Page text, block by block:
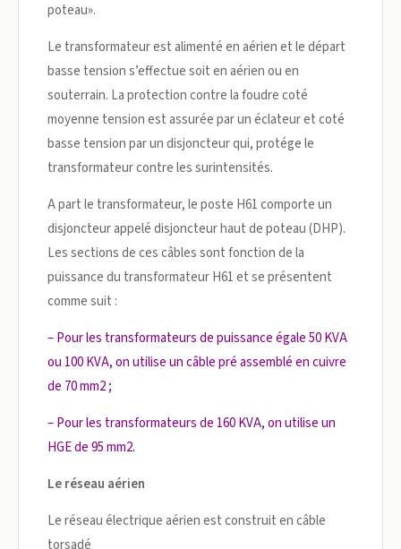
poteau».
Le transformateur est alimenté en aérien et le départ
basse tension s’effectue soit en aérien ou en
souterrain. La protection contre la foudre coté
moyenne tension est assurée par un éclateur et coté
basse tension par un disjoncteur qui, protége le
transformateur contre les surintensités.
A part le transformateur, le poste H61 comporte un
disjoncteur appelé disjoncteur haut de poteau (DHP).
Les sections de ces câbles sont fonction de la
puissance du transformateur H61 et se présentent
comme suit :
– Pour les transformateurs de puissance égale 50 KVA
ou 100 KVA, on utilise un câble pré assemblé en cuivre
de 70 mm2 ;
– Pour les transformateurs de 160 KVA, on utilise un
HGE de 95 mm2.
Le réseau aérien
Le réseau électrique aérien est construit en câble
torsadé